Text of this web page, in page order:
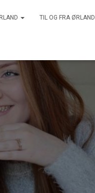
TIL OG FRA ØRLAND